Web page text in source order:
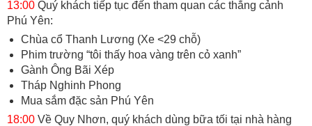
13:00 Quý khách tiếp tục đến tham quan các thắng cảnh
Phú Yên:
Chùa cổ Thanh Lương (Xe <29 chỗ)
Phim trường “tôi thấy hoa vàng trên cỏ xanh”
Gành Ông Bãi Xép
Tháp Nghinh Phong
Mua sắm đặc sản Phú Yên
18:00 Về Quy Nhơn, quý khách dùng bữa tối tại nhà hàng